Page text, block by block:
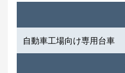
自動車工場向け専用台車